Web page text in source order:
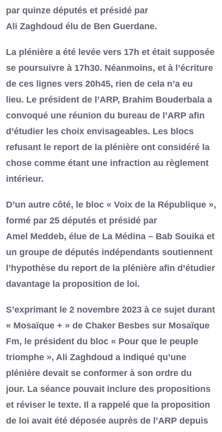
par quinze députés et présidé par
Ali Zaghdoud élu de Ben Guerdane.
La plénière a été levée vers 17h et était supposée
se poursuivre à 17h30. Néanmoins, et à l’écriture
de ces lignes vers 20h45, rien de cela n’a eu
lieu. Le président de l’ARP, Brahim Bouderbala a
convoqué une réunion du bureau de l’ARP afin
d’étudier les choix envisageables. Les blocs
refusant le report de la plénière ont considéré la
chose comme étant une infraction au règlement
intérieur.
D’un autre côté, le bloc « Voix de la République »,
formé par 25 députés et présidé par
Amel Meddeb, élue de La Médina – Bab Souika et
un groupe de députés indépendants soutiennent
l’hypothèse du report de la plénière afin d’étudier
davantage la proposition de loi.
S’exprimant le 2 novembre 2023 à ce sujet durant
« Mosaïque + » de Chaker Besbes sur Mosaïque
Fm, le président du bloc « Pour que le peuple
triomphe », Ali Zaghdoud a indiqué qu’une
plénière devait se conformer à son ordre du
jour. La séance pouvait inclure des propositions
et réviser le texte. Il a rappelé que la proposition
de loi avait été déposée auprès de l’ARP depuis